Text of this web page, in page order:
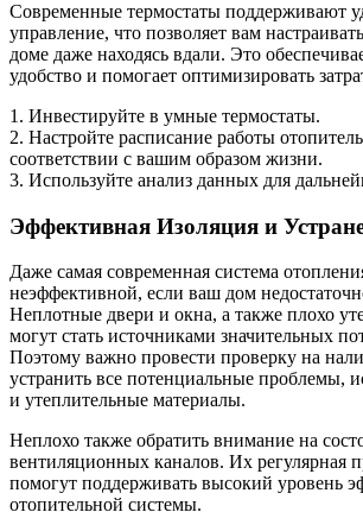
Современные термостаты поддерживают
управление, что позволяет вам
доме даже находясь вдали. Это
удобство и помогает оптимизировать
1. Инвестируйте в умные термостаты.
2. Настройте расписание работы
соответствии с вашим образом жизни.
3. Используйте анализ данных для
Эффективная Изоляция и
Даже самая современная система
неэффективной, если ваш дом
Неплотные двери и окна, а также плохо
могут стать источниками значительных
Поэтому важно провести проверку на
устранить все потенциальные проблемы,
и утеплительные материалы.
Неплохо также обратить внимание на
вентиляционных каналов. Их регулярная
помогут поддерживать высокий уровень
отопительной системы.